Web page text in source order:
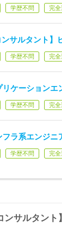
学歴不問 完全
ンサルタント
学歴不問 完全
リケーション
学歴不問 完全
フラ系エンジ
学歴不問 完全
ンサルタン